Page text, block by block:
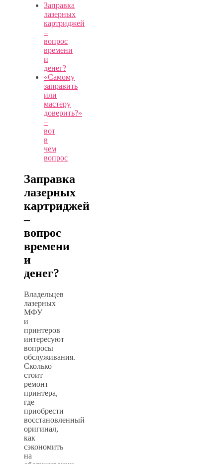
Заправка
лазерных
картриджей
–
вопрос
времени
и
денег?
«Самому
заправить
или
мастеру
доверить?»
–
вот
в
чем
вопрос
Заправка
лазерных
картриджей
–
вопрос
времени
и
денег?
Владельцев
лазерных
МФУ
и
принтеров
интересуют
вопросы
обслуживания.
Сколько
стоит
ремонт
принтера,
где
приобрести
восстановленный
оригинал,
как
сэкономить
на